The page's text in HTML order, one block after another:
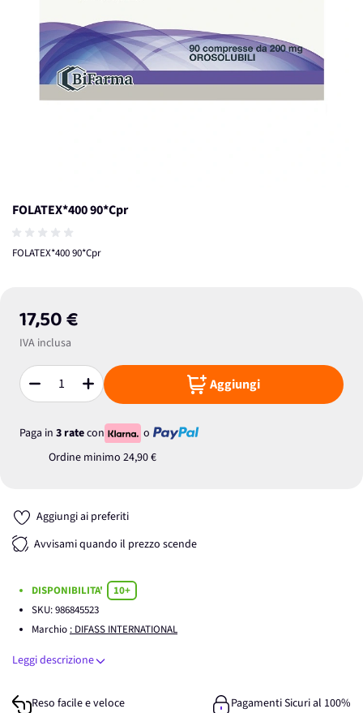
FOLATEX*400 90*Cpr
FOLATEX*400 90*Cpr
17,50 €
IVA inclusa
Quantità Aggiungi
Paga in 3 ratecon
o
Ordine minimo 24,90 €
Aggiungi ai preferiti
Avvisami quando il prezzo scende
DISPONIBILITA'
10+
SKU:986845523
Marchio : DIFASS INTERNATIONAL
Leggi descrizione
Reso facile e veloce
Pagamenti Sicuri al 100%